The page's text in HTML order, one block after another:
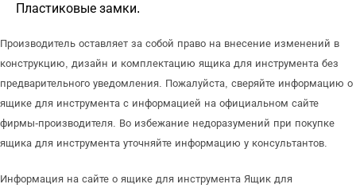
Пластиковые замки.
Производитель оставляет за собой право на внесение изменений в
конструкцию, дизайн и комплектацию ящика для инструмента без
предварительного уведомления. Пожалуйста, сверяйте информацию о
ящике для инструмента с информацией на официальном сайте
фирмы-производителя. Во избежание недоразумений при покупке
ящика для инструмента уточняйте информацию у консультантов.
Информация на сайте о ящике для инструмента Ящик для